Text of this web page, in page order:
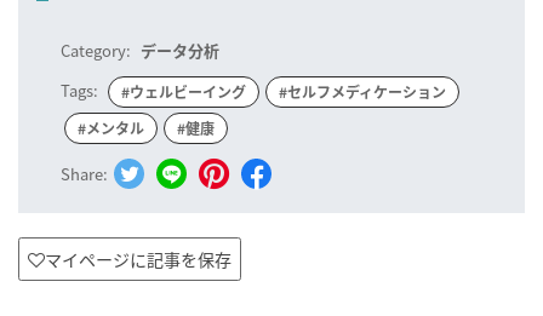
Category: データ分析
Tags:
#ウェルビーイング
#セルフメディケーション
#メンタル
#健康
Share:
マイページに記事を保存